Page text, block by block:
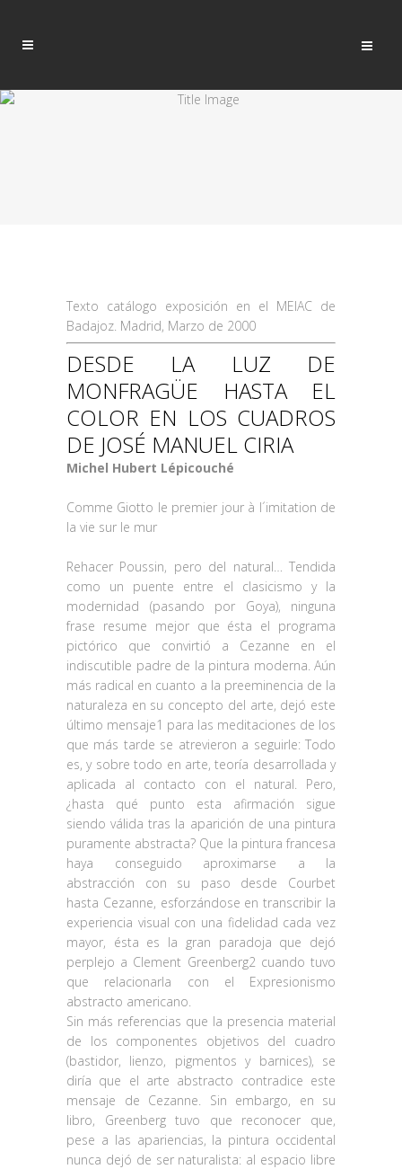
Texto catálogo exposición en el MEIAC de
Badajoz. Madrid, Marzo de 2000
DESDE LA LUZ DE
MONFRAGÜE HASTA EL
COLOR EN LOS CUADROS
DE JOSÉ MANUEL CIRIA
Michel Hubert Lépicouché
Comme Giotto le premier jour à l´imitation de
la vie sur le mur
Rehacer Poussin, pero del natural… Tendida
como un puente entre el clasicismo y la
modernidad (pasando por Goya), ninguna
frase resume mejor que ésta el programa
pictórico que convirtió a Cezanne en el
indiscutible padre de la pintura moderna. Aún
más radical en cuanto a la preeminencia de la
naturaleza en su concepto del arte, dejó este
último mensaje1 para las meditaciones de los
que más tarde se atrevieron a seguirle: Todo
es, y sobre todo en arte, teoría desarrollada y
aplicada al contacto con el natural. Pero,
¿hasta qué punto esta afirmación sigue
siendo válida tras la aparición de una pintura
puramente abstracta? Que la pintura francesa
haya conseguido aproximarse a la
abstracción con su paso desde Courbet
hasta Cezanne, esforzándose en transcribir la
experiencia visual con una fidelidad cada vez
mayor, ésta es la gran paradoja que dejó
perplejo a Clement Greenberg2 cuando tuvo
que relacionarla con el Expresionismo
abstracto americano.
Sin más referencias que la presencia material
de los componentes objetivos del cuadro
(bastidor, lienzo, pigmentos y barnices), se
diría que el arte abstracto contradice este
mensaje de Cezanne. Sin embargo, en su
libro, Greenberg tuvo que reconocer que,
pese a las apariencias, la pintura occidental
nunca dejó de ser naturalista: al espacio libre